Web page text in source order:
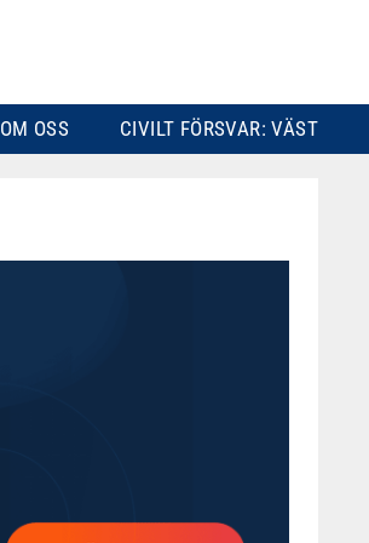
OM OSS CIVILT FÖRSVAR: VÄST